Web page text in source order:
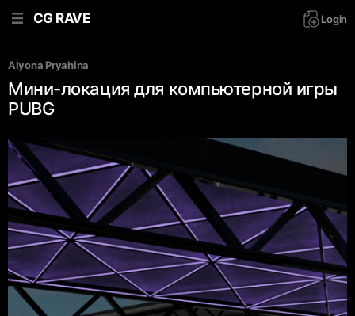
CG RAVE Login
Alyona Pryahina
Мини-локация для компьютерной игры
PUBG